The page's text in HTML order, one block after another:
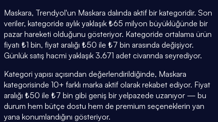
Maskara, Trendyol'un Maskara dalında aktif bir kategoridir. Son
veriler, kategoride aylık yaklaşık ₺65 milyon büyüklüğünde bir
pazar hareketi olduğunu gösteriyor. Kategoride ortalama ürün
fiyatı ₺1 bin, fiyat aralığı ₺50 ile ₺7 bin arasında değişiyor.
Günlük satış hacmi yaklaşık 3.671 adet civarında seyrediyor.
Kategori yapısı açısından değerlendirildiğinde, Maskara
kategorisinde 10+ farklı marka aktif olarak rekabet ediyor. Fiyat
aralığı ₺50 ile ₺7 bin gibi geniş bir yelpazede uzanıyor — bu
durum hem bütçe dostu hem de premium seçeneklerin yan
yana konumlandığını gösteriyor.